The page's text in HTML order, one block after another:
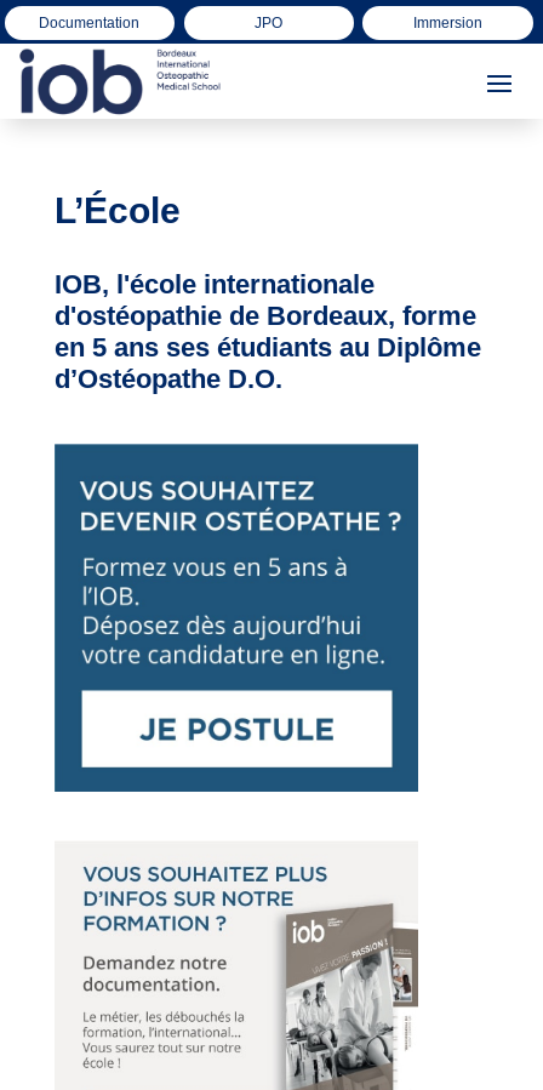
Documentation JPO Immersion
L’École
IOB, l'école internationale
d'ostéopathie de Bordeaux, forme
en 5 ans ses étudiants au Diplôme
d’Ostéopathe D.O.